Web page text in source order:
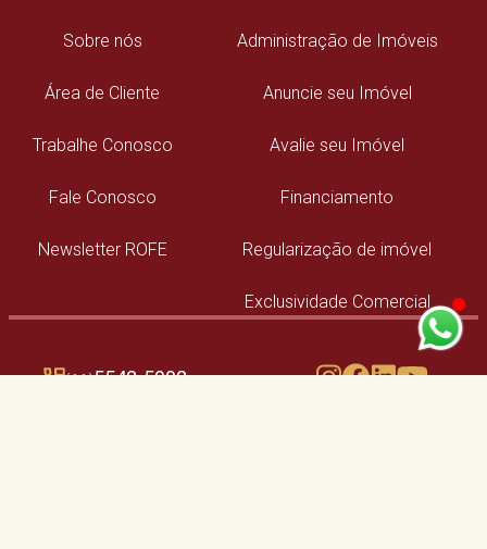
Sobre nós
Área de Cliente
Trabalhe Conosco
Fale Conosco
Newsletter ROFE
Administração de Imóveis
Anuncie seu Imóvel
Avalie seu Imóvel
Financiamento
Regularização de imóvel
Exclusividade Comercial
(11)5542-5902